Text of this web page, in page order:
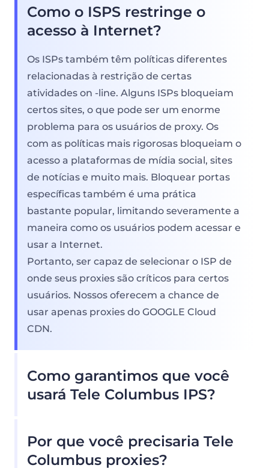
Como o ISPS restringe o
acesso à Internet?
Os ISPs também têm políticas diferentes
relacionadas à restrição de certas
atividades on -line. Alguns ISPs bloqueiam
certos sites, o que pode ser um enorme
problema para os usuários de proxy. Os
com as políticas mais rigorosas bloqueiam o
acesso a plataformas de mídia social, sites
de notícias e muito mais. Bloquear portas
específicas também é uma prática
bastante popular, limitando severamente a
maneira como os usuários podem acessar e
usar a Internet.
Portanto, ser capaz de selecionar o ISP de
onde seus proxies são críticos para certos
usuários. Nossos oferecem a chance de
usar apenas proxies do GOOGLE Cloud
CDN.
Como garantimos que você
usará Tele Columbus IPS?
inúmeras Tele Columbus Proxies, para que
nossos clientes não precisem se preocupar
Por que você precisaria Tele
Columbus proxies?